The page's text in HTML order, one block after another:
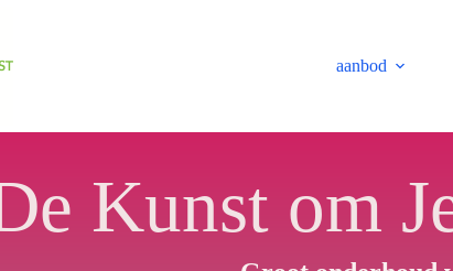
aanbod
Kunst om